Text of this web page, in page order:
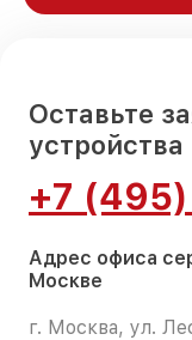
Оставьте
+7
Адрес офиса
Москве
г. Москва, ул.